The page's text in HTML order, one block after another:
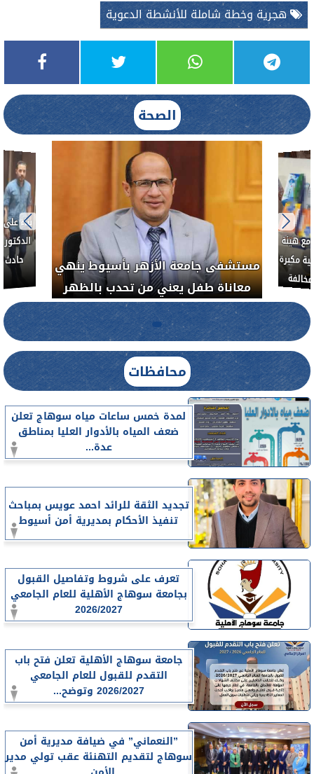
هجرية وخطة شاملة للأنشطة الدعوية
الصحة
مستشفى جامعة
معاناة طفل
العلاج الحر بمنفلوط بالتعاون مع هيئة
الدواء المصرية يشن حملة رقابية مكبرة
لضبط المنشآت الطبية المخالفة .....
محافظات
لمدة خمس ساعات مياه سوهاج تعلن
ضعف المياه بالأدوار العليا بمناطق
عدة...
تجديد الثقة للرائد احمد عويس بمباحث
تنفيذ الأحكام بمديرية أمن أسيوط
تعرف على شروط وتفاصيل القبول
بجامعة سوهاج الأهلية للعام الجامعي
2026/2027
جامعة سوهاج الأهلية تعلن فتح باب
التقدم للقبول للعام الجامعي
2026/2027 وتوضح...
”النعماني” في ضيافة مديرية أمن
سوهاج لتقديم التهنئة عقب تولي مدير